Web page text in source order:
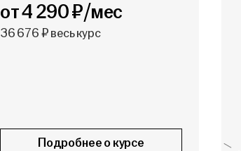
от 4 290 ₽/мес
36 676 ₽ весь курс
Подробнее о курсе